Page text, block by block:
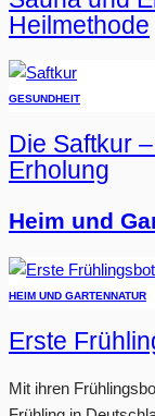
Heilmethode
GESUNDHEIT
Die Saftkur
Erholung
Heim und
HEIM UND GARTENNATUR
Erste
Mit ihren